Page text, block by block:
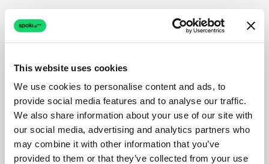
This website uses cookies
We use cookies to personalise content and ads, to
provide social media features and to analyse our traffic.
We also share information about your use of our site with
our social media, advertising and analytics partners who
may combine it with other information that you’ve
provided to them or that they’ve collected from your use